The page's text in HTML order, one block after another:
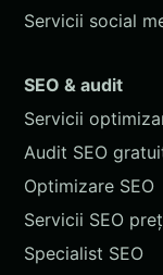
Servicii social
SEO & audit
Servicii
Audit SEO
Optimizare SEO
Servicii SEO
Specialist SEO